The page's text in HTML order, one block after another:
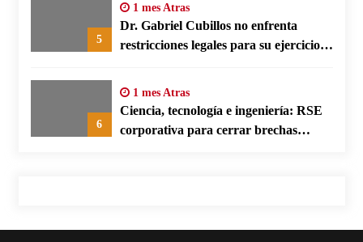
5
1 mes Atras
Dr. Gabriel Cubillos no enfrenta
restricciones legales para su ejercicio,
6
1 mes Atras
Ciencia, tecnología e ingeniería: RSE
corporativa para cerrar brechas